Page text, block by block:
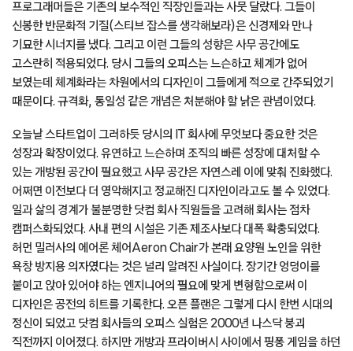
프로그래머들은 기존의 보수적인 직장인들과는 사뭇 달랐다. 그들이
신봉한 반문화적 기질(스티브 잡스를 생각해보라)은 신경제와 만나
기묘한 시너지를 냈다. 그리고 이런 그들의 성향은 사무 공간에도
고스란히 적용되었다. 당시 그들의 오피스는 느슨하고 체계가 없어
보였는데 체계화라는 차원에서의 디자인이 그들에게 적으로 간주되었기
때문이다. 규격화, 통일성 같은 개념은 처분해야 할 낡은 관념이었다.
오늘날 스타트업이 그러하듯 당시의 IT 회사에 무엇보다 중요한 것은
성장과 확장이었다. 유연하고 느슨하며 조직의 빠른 성장에 대처할 수
있는 개방된 공간이 필요했고 사무 공간은 자연스레 이에 맞춰 진화했다.
어쩌면 이전보다 더 영악해지고 정교해진 디자인이라고도 볼 수 있었다.
일과 삶의 경계가 불분명한 닷컴 회사 직원들을 고려해 회사는 점차
캠퍼스화되었다. 사내 편의 시설은 기존 제조사보다 대폭 확충되었다.
허먼 밀러사의 에어론 체어Aeron Chair가 본래 요양원 노인을 위한
욕창 방지용 의자였다는 것은 널리 알려진 사실이다. 장기간 엉덩이를
붙이고 앉아 있어야 하는 엔지니어의 필요에 맞게 변형함으로써 이
디자인은 공전의 히트를 기록한다. 오픈 플랜은 그렇게 다시 한번 시대의
정신이 되었고 닷컴 회사들의 오피스 실험은 2000년 나스닥 붕괴
직전까지 이어졌다. 하지만 개방과 프라이버시 사이에서 핑퐁 게임을 하던